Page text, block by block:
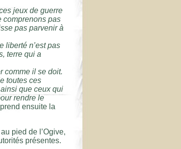
jeux de guerre
comprenons pas
pas parvenir à
liberté n’est pas
terre qui a
comme il se doit.
toutes ces
que ceux qui
rendre le
ensuite la
pied de l’Ogive,
présentes.